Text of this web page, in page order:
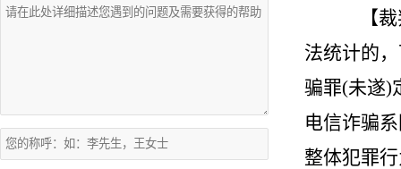
【
法统计的
骗罪(未遂)
电信诈骗
整体犯罪